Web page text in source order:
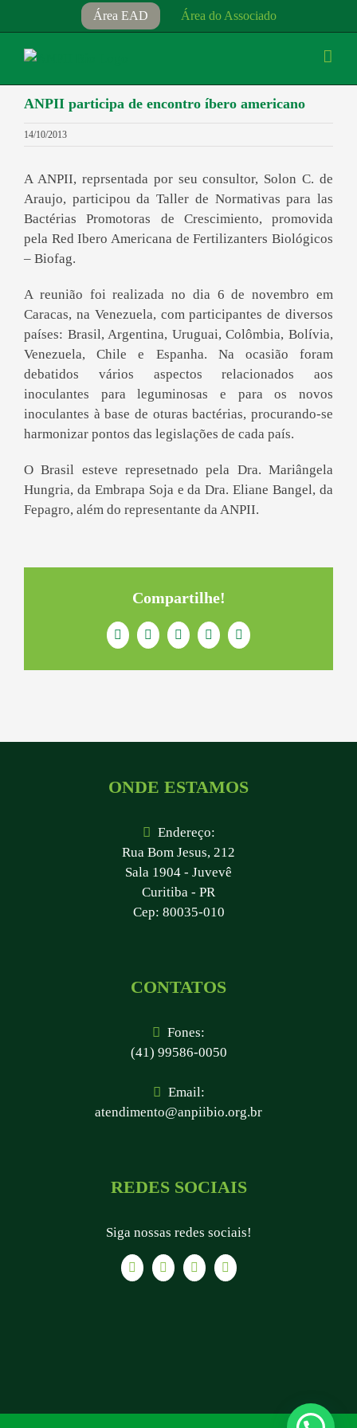
para
Área EAD Área do Associado
ANPII participa de encontro íbero americano
14/10/2013
A ANPII, reprsentada por seu consultor, Solon C. de
Araujo, participou da Taller de Normativas para las
Bactérias Promotoras de Crescimiento, promovida
pela Red Ibero Americana de Fertilizanters Biológicos
– Biofag.
A reunião foi realizada no dia 6 de novembro em
Caracas, na Venezuela, com participantes de diversos
países: Brasil, Argentina, Uruguai, Colômbia, Bolívia,
Venezuela, Chile e Espanha. Na ocasião foram
debatidos vários aspectos relacionados aos
inoculantes para leguminosas e para os novos
inoculantes à base de oturas bactérias, procurando-se
harmonizar pontos das legislações de cada país.
O Brasil esteve represetnado pela Dra. Mariângela
Hungria, da Embrapa Soja e da Dra. Eliane Bangel, da
Fepagro, além do representante da ANPII.
Compartilhe!
FacebookTwitterLinkedInWhatsApp
E-
mail
ONDE ESTAMOS
Endereço:
Rua Bom Jesus, 212
Sala 1904 - Juvevê
Curitiba - PR
Cep: 80035-010
CONTATOS
Fones:
(41) 99586-0050
Email:
atendimento@anpiibio.org.br
REDES SOCIAIS
Siga nossas redes sociais!